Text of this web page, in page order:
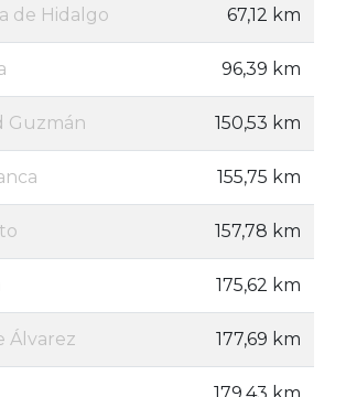
de Hidalgo 67,12 km
96,39 km
Guzmán 150,53 km
155,75 km
157,78 km
175,62 km
Álvarez 177,69 km
179,43 km